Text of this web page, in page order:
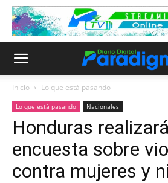
Inicio Lo que está pasando
Lo que está pasando Nacionales
Honduras
encuesta sobre
contra mujeres y